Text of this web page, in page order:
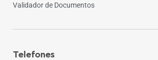
Validador de Documentos
Telefones